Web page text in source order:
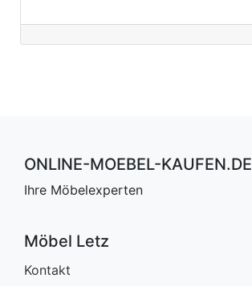
ONLINE-MOEBEL-KAUFEN.DE
Ihre Möbelexperten
Möbel Letz
Kontakt